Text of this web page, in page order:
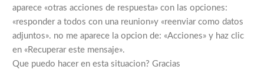
aparece «otras acciones de respuesta» con las opciones:
«responder a todos con una reunion»y «reenviar como datos
adjuntos». no me aparece la opcion de: «Acciones» y haz clic
en «Recuperar este mensaje».
Que puedo hacer en esta situacion? Gracias